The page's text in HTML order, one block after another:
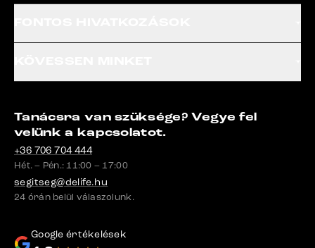
Tanácsra van szüksége? Vegye fel
velünk a kapcsolatot.
+36 706 704 444
Hét. – Pén.: 11:00 – 17:00
segitseg@delife.hu
24 órán belül válaszolunk.
Google értékelések